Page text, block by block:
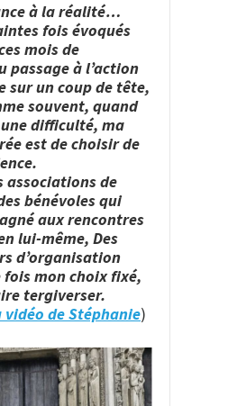
à la réalité…
fois évoqués
mois de
passage à l’action
sur un coup de tête,
souvent, quand
difficulté, ma
est de choisir de
associations de
bénévoles qui
aux rencontres
lui-même, Des
d’organisation
mon choix fixé,
tergiverser.
de Stéphanie)